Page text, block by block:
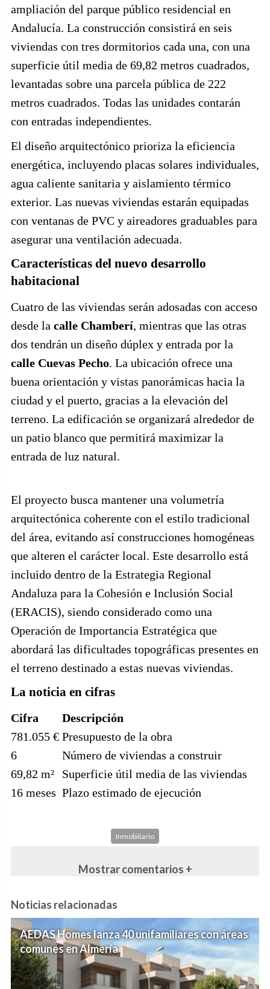
ampliación del parque público residencial en
Andalucía. La construcción consistirá en seis
viviendas con tres dormitorios cada una, con una
superficie útil media de 69,82 metros cuadrados,
levantadas sobre una parcela pública de 222
metros cuadrados. Todas las unidades contarán
con entradas independientes.
El diseño arquitectónico prioriza la eficiencia
energética, incluyendo placas solares individuales,
agua caliente sanitaria y aislamiento térmico
exterior. Las nuevas viviendas estarán equipadas
con ventanas de PVC y aireadores graduables para
asegurar una ventilación adecuada.
Características del nuevo desarrollo
habitacional
Cuatro de las viviendas serán adosadas con acceso
desde la calle Chamberí, mientras que las otras
dos tendrán un diseño dúplex y entrada por la
calle Cuevas Pecho. La ubicación ofrece una
buena orientación y vistas panorámicas hacia la
ciudad y el puerto, gracias a la elevación del
terreno. La edificación se organizará alrededor de
un patio blanco que permitirá maximizar la
entrada de luz natural.
El proyecto busca mantener una volumetría
arquitectónica coherente con el estilo tradicional
del área, evitando así construcciones homogéneas
que alteren el carácter local. Este desarrollo está
incluido dentro de la Estrategia Regional
Andaluza para la Cohesión e Inclusión Social
(ERACIS), siendo considerado como una
Operación de Importancia Estratégica que
abordará las dificultades topográficas presentes en
el terreno destinado a estas nuevas viviendas.
La noticia en cifras
Cifra
Descripción
781.055 € Presupuesto de la obra
6
Número de viviendas a construir
69,82 m²
Superficie útil media de las viviendas
16 meses Plazo estimado de ejecución
Inmobiliario
Mostrar comentarios +
Noticias relacionadas
AEDAS Homes lanza 40 unifamiliares con áreas
comunes en Almería